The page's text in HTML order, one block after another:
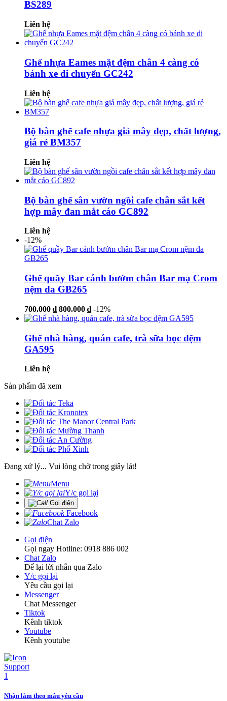
BS289
Liên hệ
Ghế nhựa Eames mặt đệm chân 4 càng có
bánh xe di chuyển GC242
Liên hệ
Bộ bàn ghế cafe nhựa giả mây đẹp, chất lượng,
giá rẻ BM357
Liên hệ
Bộ bàn ghế sân vườn ngồi cafe chân sắt kết
hợp mây đan mắt cáo GC892
Liên hệ
-12%
Ghế quầy Bar cánh bướm chân Bar mạ Crom
nệm da GB265
700.000 ₫ 800.000 ₫ -12%
Ghế nhà hàng, quán cafe, trà sữa bọc đệm
GA595
Liên hệ
Sản phẩm đã xem
Đang xử lý... Vui lòng chờ trong giây lát!
Menu
Y/c gọi lại
Gọi điện
Facebook
Chat Zalo
Gọi điện
Gọi ngay Hotline: 0918 886 002
Chat Zalo
Để lại lời nhắn qua Zalo
Y/c gọi lại
Yêu cầu gọi lại
Messenger
Chat Messenger
Tiktok
Kênh tiktok
Youtube
Kênh youtube
Nhận làm theo mẫu yêu cầu